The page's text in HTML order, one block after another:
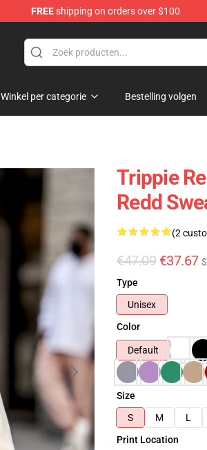
FREEshipping on orders over $100
Winkel per categorie Bestelling volgen
Trippie
Redd
(2
€47.09 €37.67
Type
Unisex
Color
Default
Size
S
M L
Print Location